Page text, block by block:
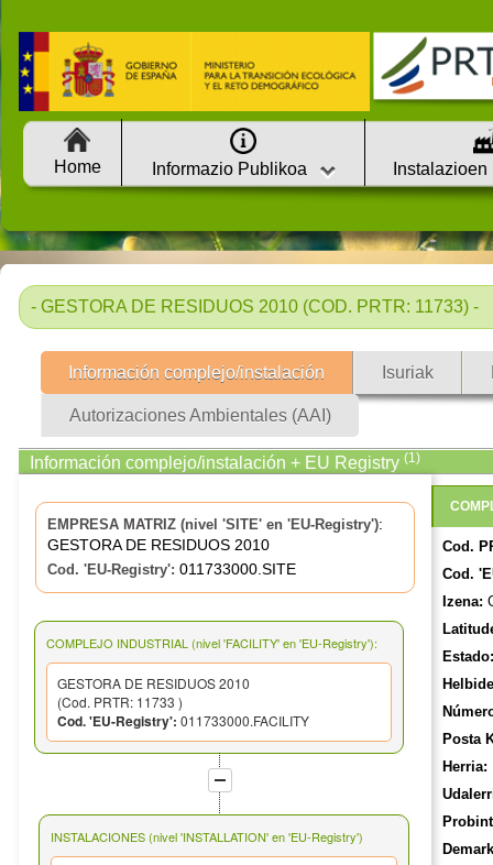
Home Informazio Publikoa
- GESTORA DE RESIDUOS 2010 (COD. PRTR: 11733) -
Información complejo/instalación Isuriak
Autorizaciones Ambientales (AAI)
Información complejo/instalación + EU Registry (1)
EMPRESA MATRIZ (nivel 'SITE' en 'EU-Registry'):
GESTORA DE RESIDUOS 2010
Cod. 'EU-Registry': 011733000.SITE
COMPLEJO INDUSTRIAL (nivel 'FACILITY' en 'EU-Registry'):
GESTORA DE RESIDUOS 2010
(Cod. PRTR: 11733 )
Cod. 'EU-Registry': 011733000.FACILITY
INSTALACIONES (nivel 'INSTALLATION' en 'EU-Registry')
Cod.
Cod.
Izena:
Estado:
Posta
Herria: